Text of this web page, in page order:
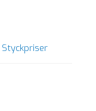
Styckpriser